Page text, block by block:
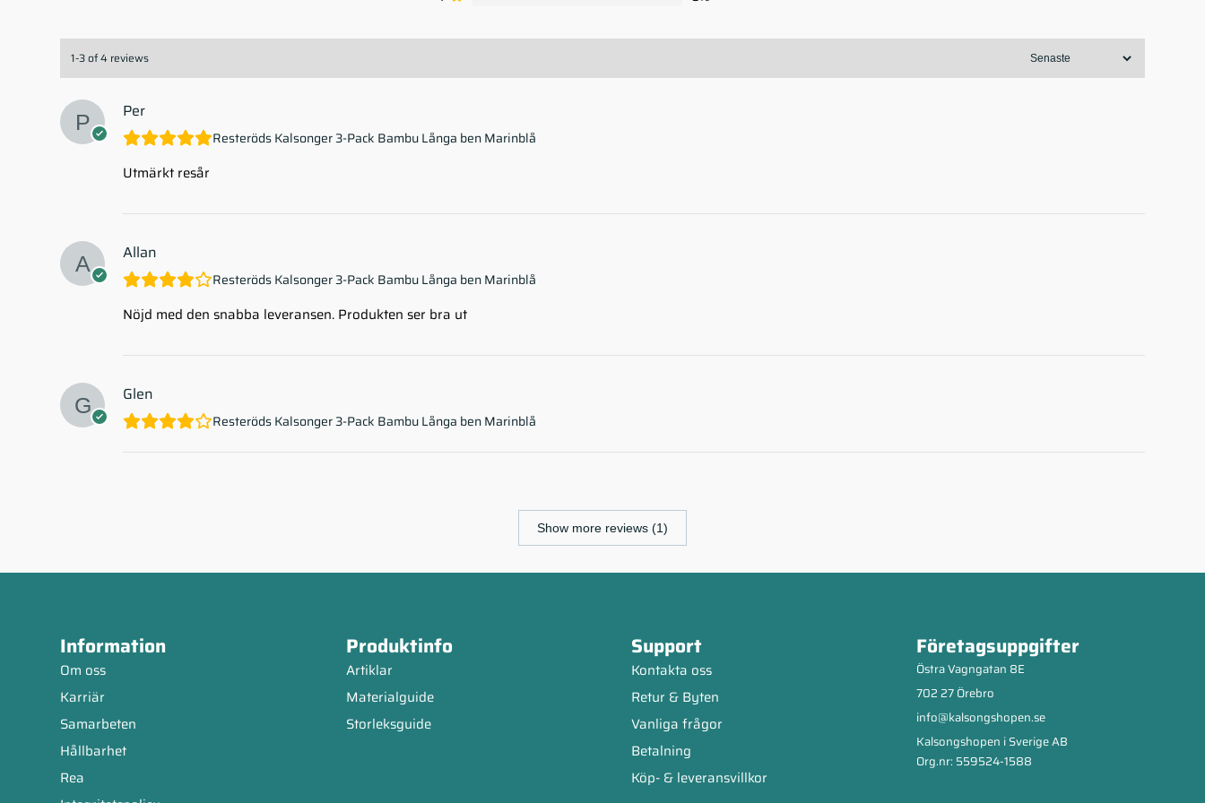
1-3 of 4 reviews
Per
Resteröds Kalsonger 3-Pack Bambu Långa ben Marinblå
Utmärkt resår
Allan
Resteröds Kalsonger 3-Pack Bambu Långa ben Marinblå
Nöjd med den snabba leveransen. Produkten ser bra ut
Glen
Resteröds Kalsonger 3-Pack Bambu Långa ben Marinblå
Show more reviews (1)
Information
Om oss
Karriär
Samarbeten
Hållbarhet
Rea
Produktinfo
Artiklar
Materialguide
Storleksguide
Support
Kontakta oss
Retur & Byten
Vanliga frågor
Betalning
Köp- & leveransvillkor
Företagsuppgifter
Östra Vagngatan 8E
702 27 Örebro
info@kalsongshopen.se
Kalsongshopen i Sverige AB
Org.nr: 559524-1588